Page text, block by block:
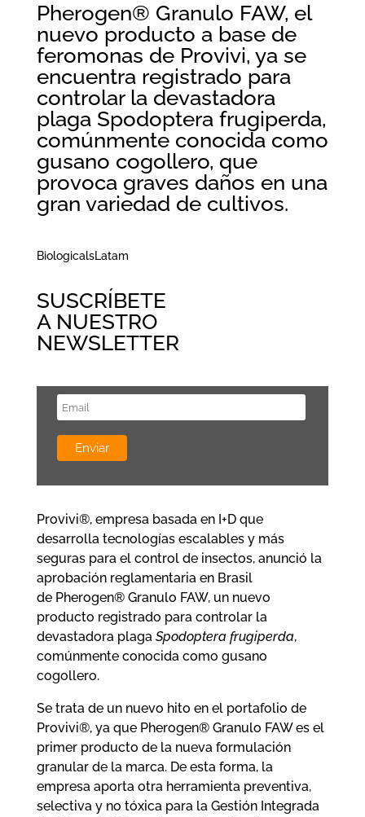
Pherogen® Granulo FAW, el
nuevo producto a base de
feromonas de Provivi, ya se
encuentra registrado para
controlar la devastadora
plaga Spodoptera frugiperda,
comúnmente conocida como
gusano cogollero, que
provoca graves daños en una
gran variedad de cultivos.
BiologicalsLatam
SUSCRÍBETE
A NUESTRO
NEWSLETTER
Provivi®, empresa basada en I+D que
desarrolla tecnologías escalables y más
seguras para el control de insectos, anunció la
aprobación reglamentaria en Brasil
de Pherogen® Granulo FAW, un nuevo
producto registrado para controlar la
devastadora plaga Spodoptera frugiperda,
comúnmente conocida como gusano
cogollero.
Se trata de un nuevo hito en el portafolio de
Provivi®, ya que Pherogen® Granulo FAW es el
primer producto de la nueva formulación
granular de la marca. De esta forma, la
empresa aporta otra herramienta preventiva,
selectiva y no tóxica para la Gestión Integrada